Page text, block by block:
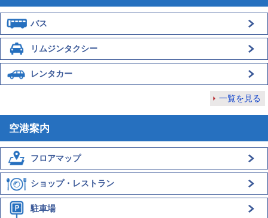
バス
リムジンタクシー
レンタカー
一覧を見る
空港案内
フロアマップ
ショップ・レストラン
駐車場